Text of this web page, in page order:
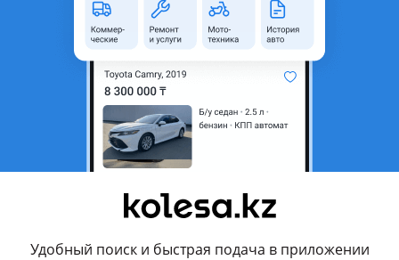
Удобный поиск и быстрая подача в приложении
2976
ТНВД Аппаратура 4D56 Электронный